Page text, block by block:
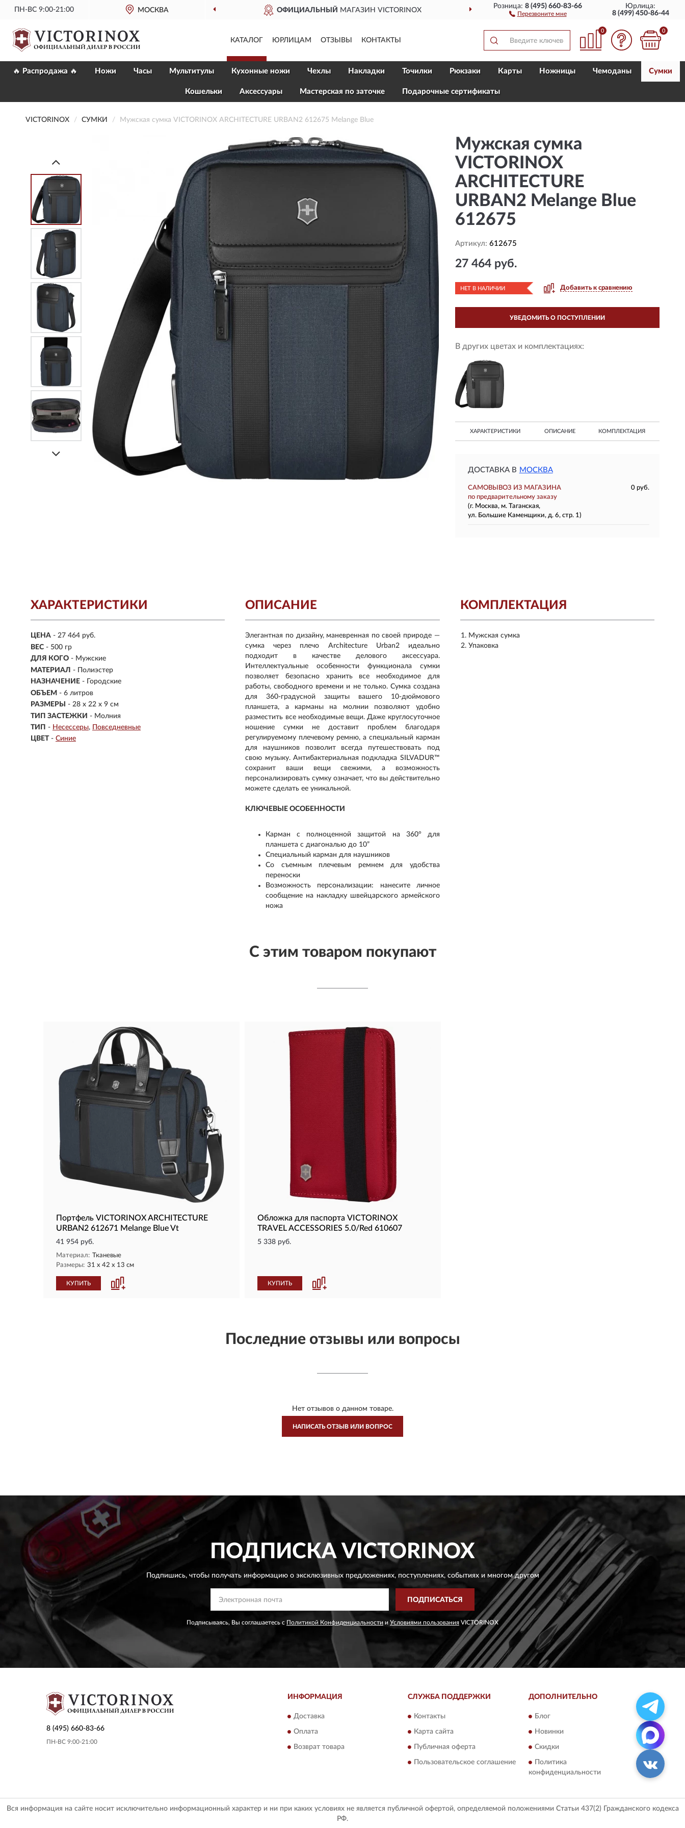
ПН-ВС 9:00-21:00 МОСКВА ОФИЦИАЛЬНЫЙ МАГАЗИН VICTORINOX ДОСТАВИМ ПО ВСЕЙ РОССИИ
Розница:8 (495) 660-83-66
Перезвоните мне
Юрлица:
8 (499) 450-86-44
КАТАЛОГ ЮРЛИЦАМ ОТЗЫВЫ КОНТАКТЫ
0 0
🔥 Распродажа 🔥 Ножи Часы Мультитулы Кухонные ножи Чехлы Накладки Точилки Рюкзаки Карты Ножницы Чемоданы Сумки
Кошельки Aксессуары Мастерская по заточке Подарочные сертификаты
VICTORINOX СУМКИ Мужская сумка VICTORINOX ARCHITECTURE URBAN2 612675 Melange Blue
Мужская сумка
VICTORINOX
ARCHITECTURE
URBAN2 Melange Blue
612675
Артикул: 612675
27 464 руб.
НЕТ В НАЛИЧИИ Добавить к сравнению
УВЕДОМИТЬ О ПОСТУПЛЕНИИ
В других цветах и комплектациях:
ХАРАКТЕРИСТИКИ ОПИСАНИЕ КОМПЛЕКТАЦИЯ
ДОСТАВКА В МОСКВА
САМОВЫВОЗ ИЗ МАГАЗИНА
0 руб.
по предварительному заказу
(г. Москва, м. Таганская,
ул. Большие Каменщики, д. 6, стр. 1)
ХАРАКТЕРИСТИКИ
ЦЕНА - 27 464 руб.
ВЕС - 500 гр
ДЛЯ КОГО - Мужские
МАТЕРИАЛ - Полиэстер
НАЗНАЧЕНИЕ - Горoдские
ОБЪЕМ - 6 литров
РАЗМЕРЫ
- 28 х 22 х 9 см
ТИП ЗАСТЕЖКИ - Молния
ТИП - Несессеры
Повседневные
ЦВЕТ - Синие
КОМПЛЕКТАЦИЯ
Мужская сумка
Упаковка
ОПИСАНИЕ
Элегантная по дизайну, маневренная по своей природе —
сумка через плечо Architecture Urban2 идеально
подходит в качестве делового аксессуара.
Интеллектуальные особенности функционала сумки
позволяет безопасно хранить все необходимое для
работы, свободного времени и не только. Сумка создана
для 360-градусной защиты вашего 10-дюймового
планшета, а карманы на молнии позволяют удобно
разместить все необходимые вещи. Даже круглосуточное
ношение сумки не доставит проблем благодаря
регулируемому плечевому ремню, а специальный карман
для наушников позволит всегда путешествовать под
свою музыку. Антибактериальная подкладка SILVADUR™
сохранит ваши вещи свежими, а возможность
персонализировать сумку означает, что вы действительно
можете сделать ее уникальной.
КЛЮЧЕВЫЕ ОСОБЕННОСТИ
Карман с полноценной защитой на 360° для
планшета с диагональю до 10”
Специальный карман для наушников
Со съемным плечевым ремнем для удобства
переноски
Возможность персонализации: нанесите личное
сообщение на накладку швейцарского армейского
ножа
С этим товаром покупают
Портфель VICTORINOX ARCHITECTURE
URBAN2 612671 Melange Blue Vt
41 954 руб.
Материал: Тканевые
Размеры: 31 х 42 х 13 см
КУПИТЬ
Обложка для паспорта VICTORINOX
TRAVEL ACCESSORIES 5.0/Red 610607
5 338 руб.
КУПИТЬ
Последние отзывы или вопросы
Нет отзывов о данном товаре.
НАПИСАТЬ ОТЗЫВ ИЛИ ВОПРОС
ПОДПИСКАVICTORINOX
Подпишись, чтобы получать информацию о эксклюзивных предложениях,поступлениях, событиях и многом другом
ПОДПИСАТЬСЯ
Подписываясь, Вы соглашаетесь с Политикой Конфиденциальности и Условиями пользования VICTORINOX
8 (495) 660-83-66
ПН-ВС 9:00-21:00
ИНФОРМАЦИЯ
Доставка
Оплата
Возврат товара
СЛУЖБА ПОДДЕРЖКИ
Контакты
Карта сайта
Публичная оферта
Пользовательское соглашение
ДОПОЛНИТЕЛЬНО
Блог
Новинки
Скидки
Политика
конфиденциальности
Вся информация на сайте носит исключительно информационный характер и ни при каких условиях не является публичной офертой, определяемой положениями Статьи 437(2) Гражданского кодекса
РФ.